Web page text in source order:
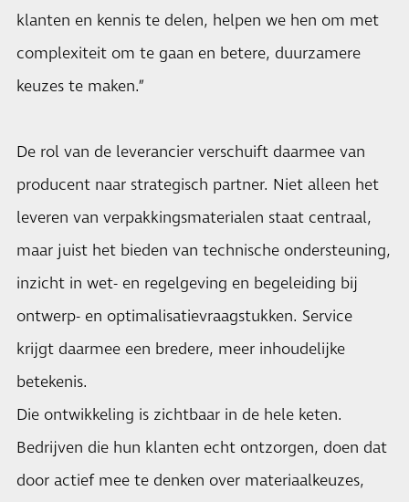
klanten en kennis te delen, helpen we hen om met
complexiteit om te gaan en betere, duurzamere
keuzes te maken.”
De rol van de leverancier verschuift daarmee van
producent naar strategisch partner. Niet alleen het
leveren van verpakkingsmaterialen staat centraal,
maar juist het bieden van technische ondersteuning,
inzicht in wet- en regelgeving en begeleiding bij
ontwerp- en optimalisatievraagstukken. Service
krijgt daarmee een bredere, meer inhoudelijke
betekenis.
Die ontwikkeling is zichtbaar in de hele keten.
Bedrijven die hun klanten echt ontzorgen, doen dat
door actief mee te denken over materiaalkeuzes,